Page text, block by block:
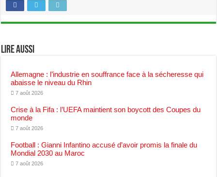
Lire aussi
Allemagne : l’industrie en souffrance face à la sécheresse qui
abaisse le niveau du Rhin
7 août 2026
Crise à la Fifa : l’UEFA maintient son boycott des Coupes du
monde
7 août 2026
Football : Gianni Infantino accusé d’avoir promis la finale du
Mondial 2030 au Maroc
7 août 2026